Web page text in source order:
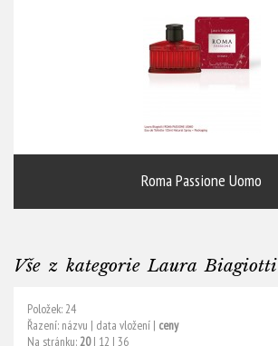
Roma Passione Uomo
Vše z kategorie Laura Biagiotti
Položek: 24
Řazení: názvu | data vložení | ceny
Na stránku:20| 12 | 36